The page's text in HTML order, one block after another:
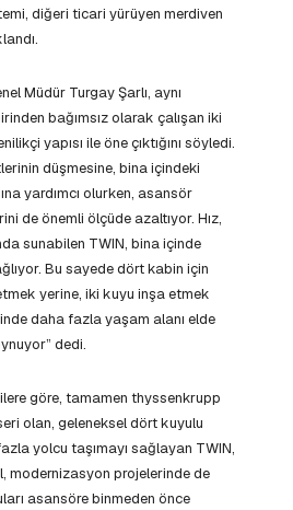
diğeri ticari yürüyen merdiven
Müdür Turgay Şarlı, aynı
bağımsız olarak çalışan iki
yapısı ile öne çıktığını söyledi.
düşmesine, bina içindeki
yardımcı olurken, asansör
de önemli ölçüde azaltıyor. Hız,
sunabilen TWIN, bina içinde
Bu sayede dört kabin için
yerine, iki kuyu inşa etmek
daha fazla yaşam alanı elde
dedi.
göre, tamamen thyssenkrupp
olan, geleneksel dört kuyulu
yolcu taşımayı sağlayan TWIN,
modernizasyon projelerinde de
asansöre binmeden önce